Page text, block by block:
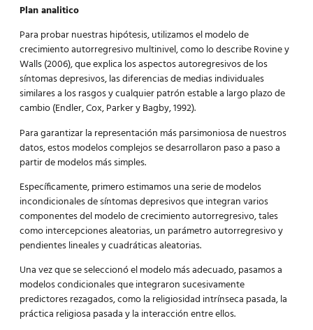
Plan analitico
Para probar nuestras hipótesis, utilizamos el modelo de
crecimiento autorregresivo multinivel, como lo describe Rovine y
Walls (2006), que explica los aspectos autoregresivos de los
síntomas depresivos, las diferencias de medias individuales
similares a los rasgos y cualquier patrón estable a largo plazo de
cambio (Endler, Cox, Parker y Bagby, 1992).
Para garantizar la representación más parsimoniosa de nuestros
datos, estos modelos complejos se desarrollaron paso a paso a
partir de modelos más simples.
Específicamente, primero estimamos una serie de modelos
incondicionales de síntomas depresivos que integran varios
componentes del modelo de crecimiento autorregresivo, tales
como intercepciones aleatorias, un parámetro autorregresivo y
pendientes lineales y cuadráticas aleatorias.
Una vez que se seleccionó el modelo más adecuado, pasamos a
modelos condicionales que integraron sucesivamente
predictores rezagados, como la religiosidad intrínseca pasada, la
práctica religiosa pasada y la interacción entre ellos.